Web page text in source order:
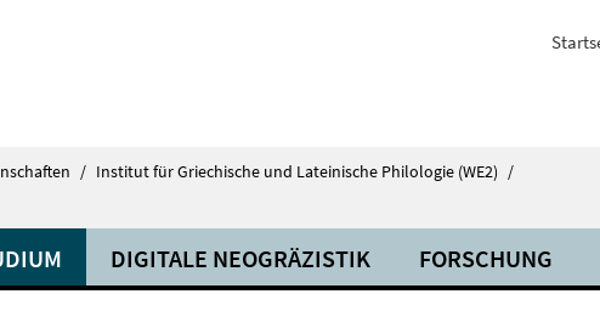
/ Institut für Griechische und Lateinische Philologie (WE2) /
DIGITALE NEOGRÄZISTIK FORSCHUNG